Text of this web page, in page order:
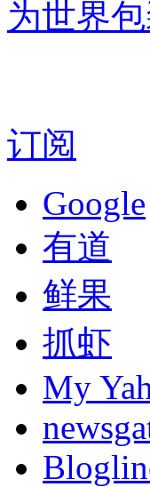
为世界
订阅
Google
有道
鲜果
抓虾
My